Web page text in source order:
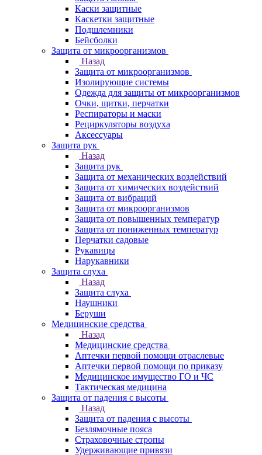
Каски защитные
Каскетки защитные
Подшлемники
Бейсболки
Защита от микроорганизмов
Назад
Защита от микроорганизмов
Изолирующие системы
Одежда для защиты от микроорганизмов
Очки, щитки, перчатки
Респираторы и маски
Рециркуляторы воздуха
Аксессуары
Защита рук
Назад
Защита рук
Защита от механических воздействий
Защита от химических воздействий
Защита от вибраций
Защита от микроорганизмов
Защита от повышенных температур
Защита от пониженных температур
Перчатки садовые
Рукавицы
Нарукавники
Защита слуха
Назад
Защита слуха
Наушники
Беруши
Медицинские средства
Назад
Медицинские средства
Аптечки первой помощи отраслевые
Аптечки первой помощи по приказу
Медицинское имущество ГО и ЧС
Тактическая медицина
Защита от падения с высоты
Назад
Защита от падения с высоты
Безлямочные пояса
Страховочные стропы
Удерживающие привязи